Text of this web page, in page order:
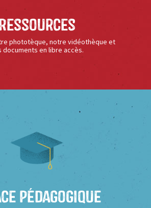
phototèque, notre vidéothèque et
documents en libre accès.
Pédagogique